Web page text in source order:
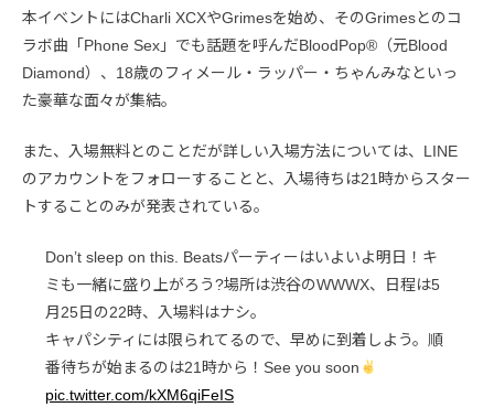
本イベントにはCharli XCXやGrimesを始め、そのGrimesとのコ
ラボ曲「Phone Sex」でも話題を呼んだBloodPop®（元Blood
Diamond）、18歳のフィメール・ラッパー・ちゃんみなといっ
た豪華な面々が集結。
また、入場無料とのことだが詳しい入場方法については、LINE
のアカウントをフォローすることと、入場待ちは21時からスター
トすることのみが発表されている。
Don’t sleep on this. Beatsパーティーはいよいよ明日！キ
ミも一緒に盛り上がろう?場所は渋谷のWWWX、日程は5
月25日の22時、入場料はナシ。
キャパシティには限られてるので、早めに到着しよう。順
番待ちが始まるのは21時から！See you soon
pic.twitter.com/kXM6qiFeIS